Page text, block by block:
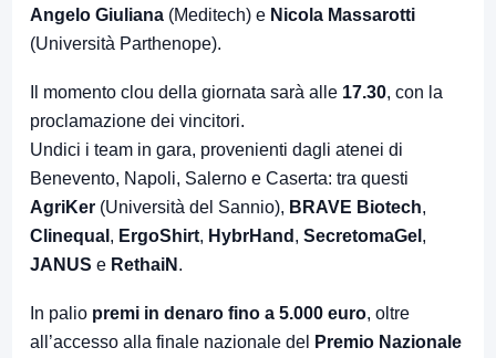
Angelo Giuliana (Meditech) e Nicola Massarotti
(Università Parthenope).
Il momento clou della giornata sarà alle 17.30, con la
proclamazione dei vincitori.
Undici i team in gara, provenienti dagli atenei di
Benevento, Napoli, Salerno e Caserta: tra questi
AgriKer (Università del Sannio), BRAVE Biotech,
Clinequal , ErgoShirt, HybrHand , SecretomaGel ,
JANUS e RethaiN .
In palio premi in denaro fino a 5.000 euro, oltre
all’accesso alla finale nazionale del
Premio Nazionale